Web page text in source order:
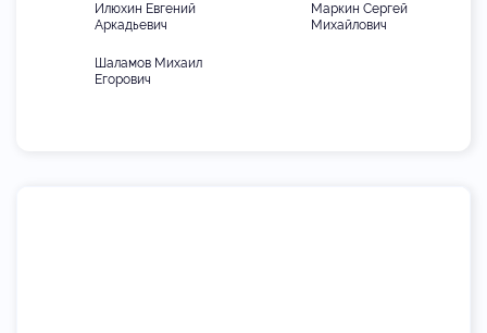
Илюхин Евгений
Аркадьевич
Маркин Сергей
Михайлович
Шаламов Михаил
Егорович